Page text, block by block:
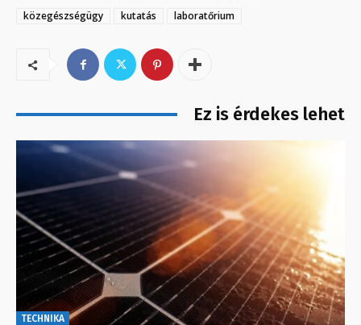
közegészségügy
kutatás laboratőrium
Ez is érdekes lehet
TECHNIKA